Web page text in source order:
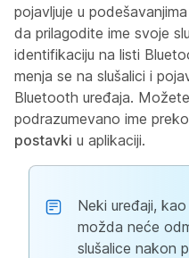
pojavljuje u
da prilagodite ime svoje
identifikaciju na listi
menja se na slušalici i
Bluetooth uređaja.
podrazumevano ime
postavki u aplikaciji.
Neki uređaji,
možda neće
slušalice nakon